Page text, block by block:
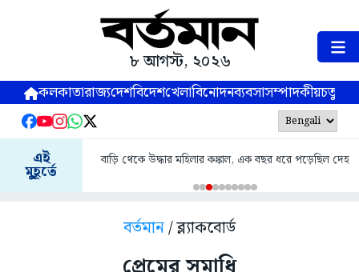
৮ আগস্ট, ২০২৬
কলকাতারাজ্যদেশবিদেশখেলাবিনোদনব্যবসাসম্পাদকীয়
এই
মুহূর্তে
বাড়ি থেকে উদ্ধার মহিলার কঙ্কাল, এক বছর ধরে পড়েছিল দেহ
বর্তমান/ ব্ল্যাকবোর্ড